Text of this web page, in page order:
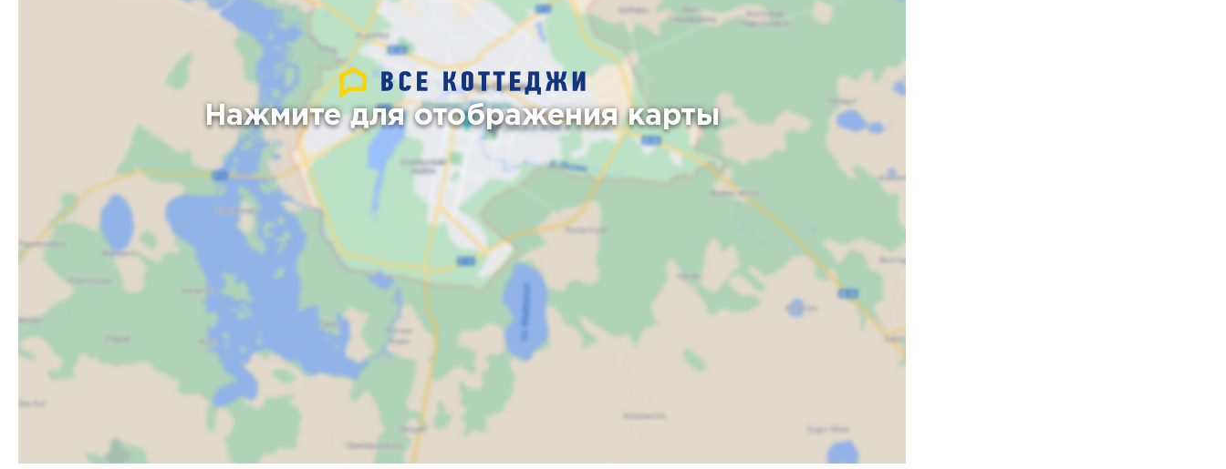
Нажмите для отображения карты
Карта Спутник